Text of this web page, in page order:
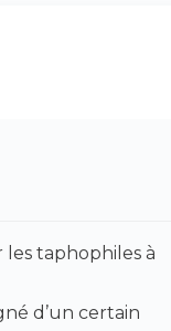
taphophiles à
d’un certain